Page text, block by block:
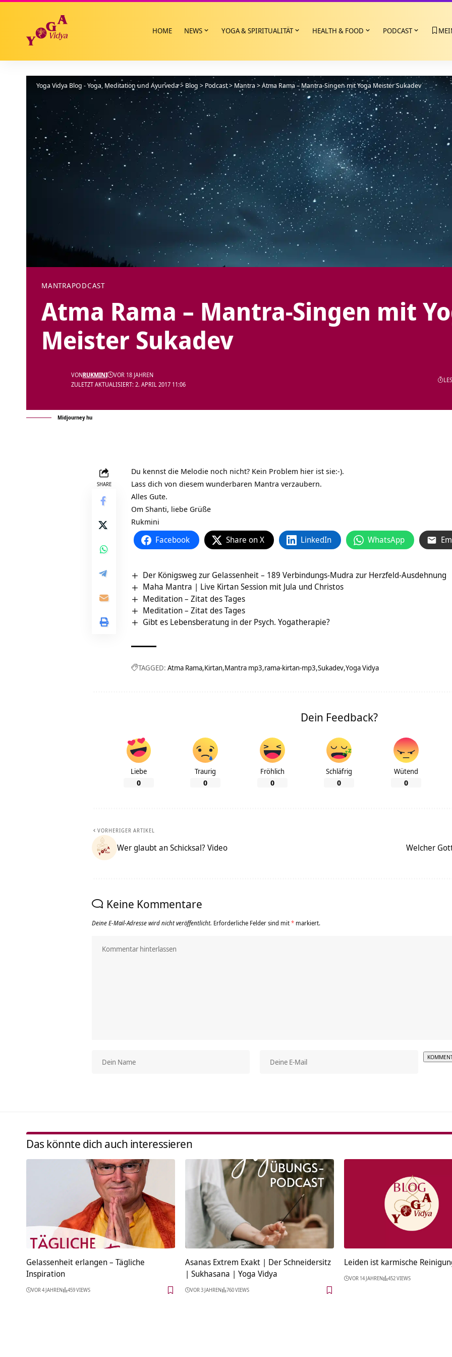
HOME NEWS YOGA & SPIRITUALITÄT HEALTH & FOOD PODCAST
Yoga Vidya Blog - Yoga, Meditation und Ayurveda> Blog > Podcast> Mantra >Atma Rama – Mantra-Singen mit Yoga Meister Sukadev
MANTRAPODCAST
Atma Rama – Mantra-Singen mit
Meister Sukadev
ZULETZT AKTUALISIERT: 2. APRIL 2017 11:06
VONRUKMINI VOR 18 JAHREN
Midjourney hu
SHARE
Du kennst die Melodie noch nicht? Kein Problem hier ist sie:-).
Lass dich von diesem wunderbaren Mantra verzaubern.
Alles Gute.
Om Shanti, liebe Grüße
Rukmini
Facebook Share on X LinkedIn WhatsApp
Der Königsweg zur Gelassenheit – 189 Verbindungs-Mudra zur Herzfeld-Ausdehnung
Maha Mantra | Live Kirtan Session mit Jula und Christos
Meditation – Zitat des Tages
Meditation – Zitat des Tages
Gibt es Lebensberatung in der Psych. Yogatherapie?
TAGGED: Atma Rama Kirtan Mantra mp3 rama-kirtan-mp3 Sukadev Yoga Vidya
Dein Feedback?
Liebe
0
Traurig
0
Fröhlich
0
Schläfrig
0
Wütend
0
VORHERIGER ARTIKEL
Wer glaubt an Schicksal? Video Welcher
Keine Kommentare
Deine E-Mail-Adresse wird nicht veröffentlicht. Erforderliche Felder sind mit* markiert.
Das könnte dich auch interessieren
Gelassenheit erlangen – Tägliche
Inspiration
VOR 4 JAHREN 459 VIEWS
Asanas Extrem Exakt | Der Schneidersitz
| Sukhasana | Yoga Vidya
VOR 3 JAHREN 760 VIEWS
Leiden ist karmische
VOR 14 JAHREN 452 VIEWS